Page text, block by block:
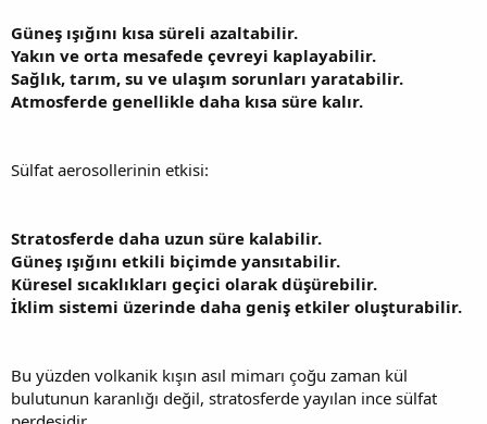
Güneş ışığını kısa süreli azaltabilir.
Yakın ve orta mesafede çevreyi kaplayabilir.
Sağlık, tarım, su ve ulaşım sorunları yaratabilir.
Atmosferde genellikle daha kısa süre kalır.
Sülfat aerosollerinin etkisi:
Stratosferde daha uzun süre kalabilir.
Güneş ışığını etkili biçimde yansıtabilir.
Küresel sıcaklıkları geçici olarak düşürebilir.
İklim sistemi üzerinde daha geniş etkiler oluşturabilir.
Bu yüzden volkanik kışın asıl mimarı çoğu zaman kül
bulutunun karanlığı değil, stratosferde yayılan ince sülfat